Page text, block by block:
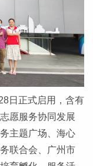
日正式启用，含有
愿服务协同发展
主题广场、海心
联合会、广州市